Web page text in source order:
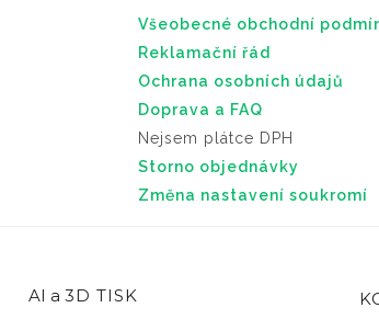
Všeobecné obchodní
Reklamační řád
Ochrana osobních údajů
Doprava a FAQ
Nejsem plátce DPH
Storno objednávky
Změna nastavení soukromí
AI a 3D TISK